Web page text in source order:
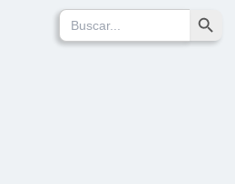
Search
for:
Search Button